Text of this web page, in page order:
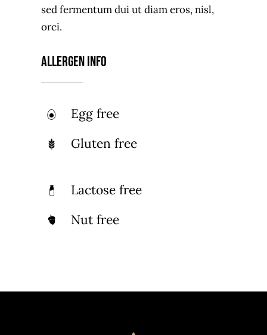
sed fermentum dui ut diam eros, nisl,
orci.
Allergen Info
Egg free
Gluten free
Lactose free
Nut free